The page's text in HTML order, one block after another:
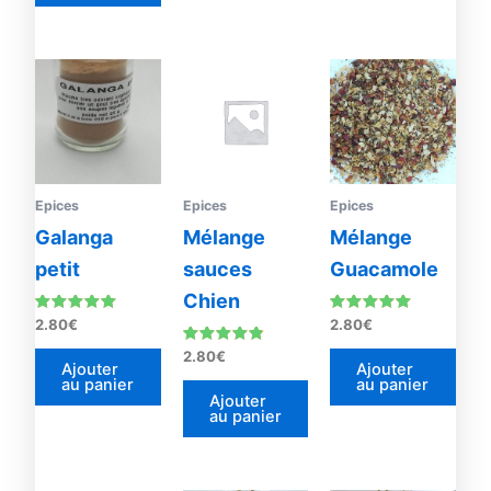
Epices
Galanga
petit
Note
5.00
sur 5
2.80€
Ajouter
au panier
Epices
Mélange
sauces
Chien
Note
4.67
sur 5
2.80€
Ajouter
au panier
Epices
Mélange
Guacamole
Note
4.92
sur 5
2.80€
Ajouter
au panier